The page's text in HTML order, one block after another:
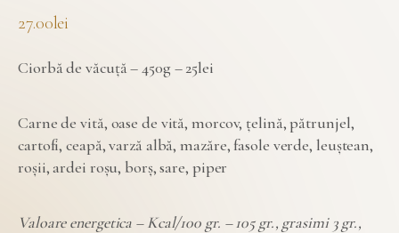
27.00lei
Ciorbă de văcuță – 450g – 25lei
Carne de vită, oase de vită, morcov, țelină, pătrunjel,
cartofi, ceapă, varză albă, mazăre, fasole verde, leuștean,
roșii, ardei roșu, borș, sare, piper
Valoare energetica – Kcal/100 gr. – 105 gr., grasimi 3 gr.,